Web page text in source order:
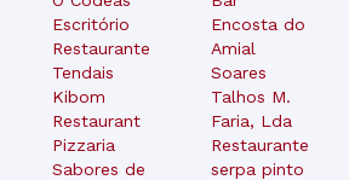
Escritório
Restaurante
Tendais
Kibom
Restaurant
Pizzaria
Sabores de
Encosta do
Amial
Soares
Talhos M.
Faria, Lda
Restaurante
serpa pinto